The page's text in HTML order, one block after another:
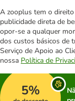
A zooplus tem o
publicidade direta de
opor-se a qualquer
dos custos básicos de
Serviço de Apoio ao
nossa Política de
5%